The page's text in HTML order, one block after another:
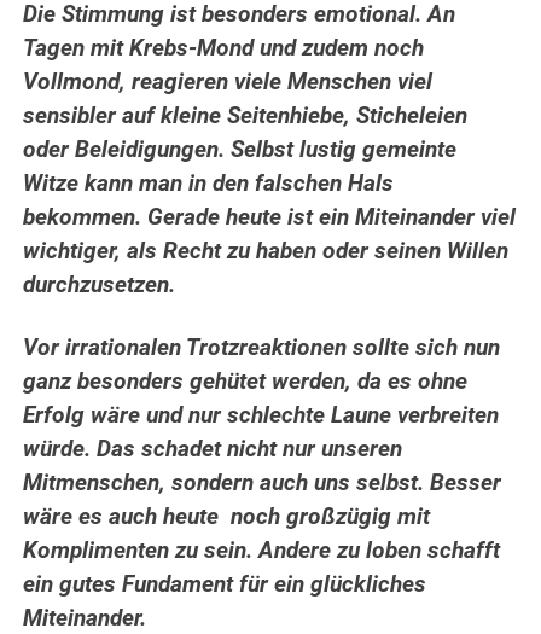
Die Stimmung ist besonders emotional. An
Tagen mit Krebs-Mond und zudem noch
Vollmond, reagieren viele Menschen viel
sensibler auf kleine Seitenhiebe, Sticheleien
oder Beleidigungen. Selbst lustig gemeinte
Witze kann man in den falschen Hals
bekommen. Gerade heute ist ein Miteinander viel
wichtiger, als Recht zu haben oder seinen Willen
durchzusetzen.
Vor irrationalen Trotzreaktionen sollte sich nun
ganz besonders gehütet werden, da es ohne
Erfolg wäre und nur schlechte Laune verbreiten
würde. Das schadet nicht nur unseren
Mitmenschen, sondern auch uns selbst.Besser
wäre es auch heute noch großzügig mit
Komplimenten zu sein. Andere zu loben schafft
ein gutes Fundament für ein glückliches
Miteinander.